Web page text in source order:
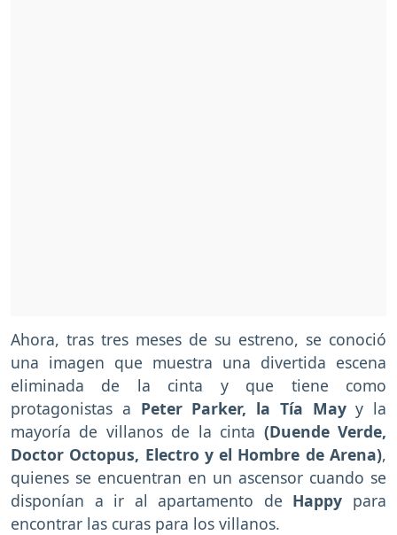
Ahora, tras tres meses de su estreno, se conoció
una imagen que muestra una divertida escena
eliminada de la cinta y que tiene como
protagonistas a Peter Parker, la Tía Mayy la
mayoría de villanos de la cinta (Duende Verde,
Doctor Octopus, Electro y el Hombre de Arena),
quienes se encuentran en un ascensor cuando se
disponían a ir al apartamento de Happy para
encontrar las curas para los villanos.